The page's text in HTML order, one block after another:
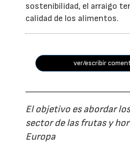
sostenibilidad, el arraigo
calidad de los alimentos.
ver/escribir
El objetivo es abordar
sector de las frutas y
Europa